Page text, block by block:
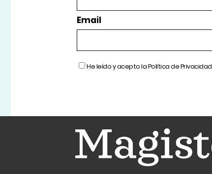
Email
He leído y acepto laPolítica de Privacidad